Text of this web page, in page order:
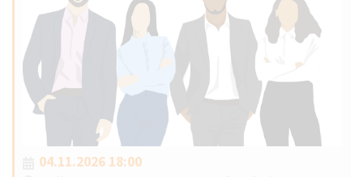
04.11.2026 18:00